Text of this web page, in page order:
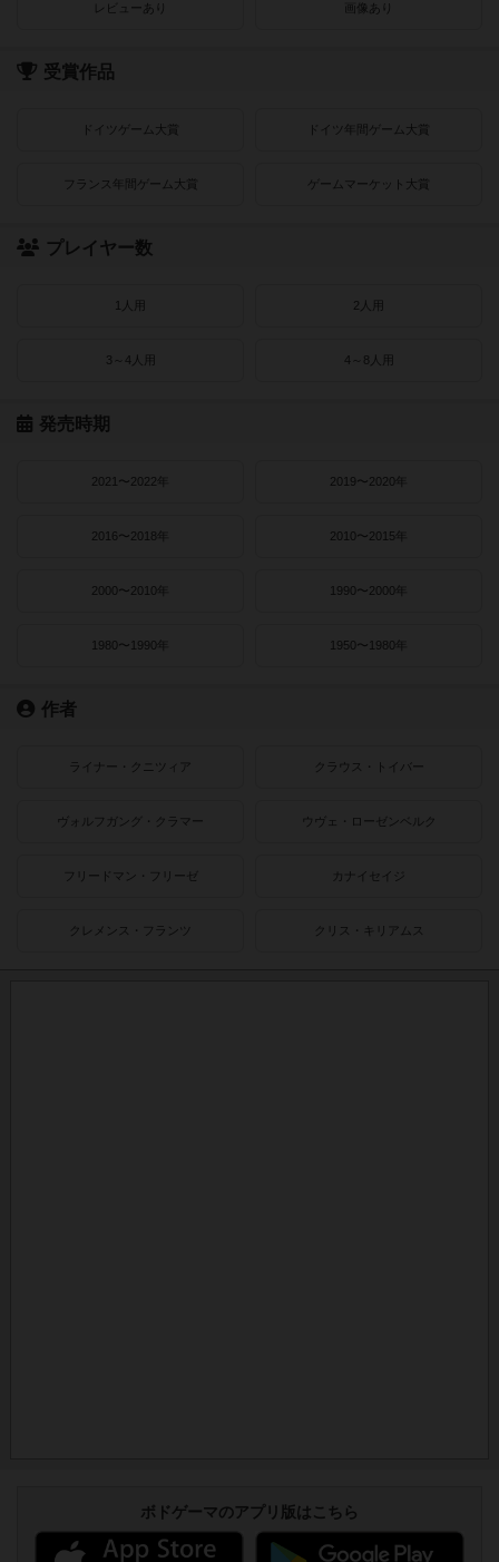
レビューあり 画像あり
受賞作品
ドイツゲーム大賞 ドイツ年間ゲーム大賞
フランス年間ゲーム大賞 ゲームマーケット大賞
プレイヤー数
1人用 2人用
3～4人用 4～8人用
発売時期
2021〜2022年 2019〜2020年
2016〜2018年 2010〜2015年
2000〜2010年 1990〜2000年
1980〜1990年 1950〜1980年
作者
ライナー・クニツィア クラウス・トイバー
ヴォルフガング・クラマー ウヴェ・ローゼンベルク
フリードマン・フリーゼ カナイセイジ
クレメンス・フランツ クリス・キリアムス
ボドゲーマのアプリ版はこちら